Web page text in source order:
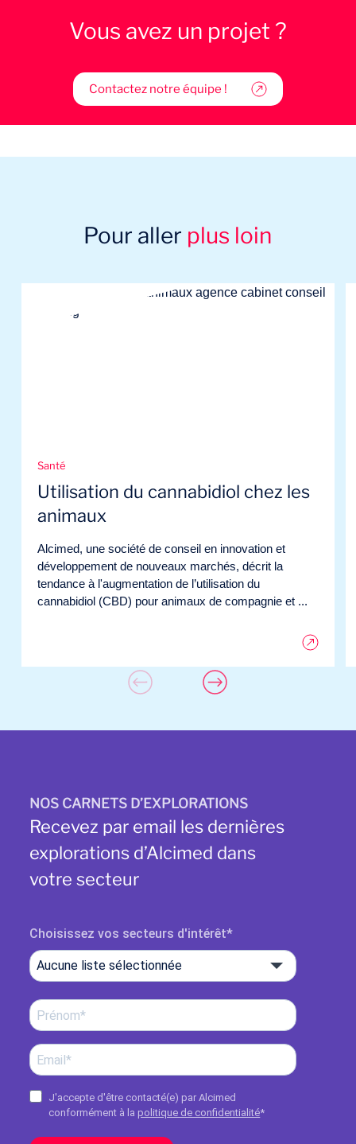
Vous avez un projet ?
Contactez notre équipe !
Pour aller plus loin
Santé
Utilisation du cannabidiol chez les
animaux
Alcimed, une société de conseil en innovation et
développement de nouveaux marchés, décrit la
tendance à l'augmentation de l’utilisation du
cannabidiol (CBD) pour animaux de compagnie et ...
NOS CARNETS D’EXPLORATIONS
Recevez par email les dernières
explorations d’Alcimed dans
votre secteur
Choisissez vos secteurs d'intérêt
Aucune liste sélectionnée
J'accepte d'être contacté(e) par Alcimed
conformément à la politique de confidentialité*